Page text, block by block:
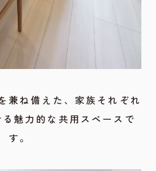
兼ね備えた、家族それぞれ
魅力的な共用スペースで
す。